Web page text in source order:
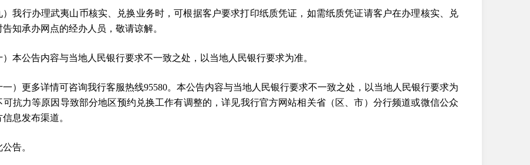
）我行办理武夷山币核实、兑换业务时，可根据客户要求打印纸质凭证，如需纸质凭证请客户在办理核实、兑
知承办网点的经办人员，敬请谅解。
）本公告内容与当地人民银行要求不一致之处，以当地人民银行要求为准。
一）更多详情可咨询我行客服热线95580。本公告内容与当地人民银行要求不一致之处，以当地人民银行要求为
可抗力等原因导致部分地区预约兑换工作有调整的，详见我行官方网站相关省（区、市）分行频道或微信公众
息发布渠道。
告。